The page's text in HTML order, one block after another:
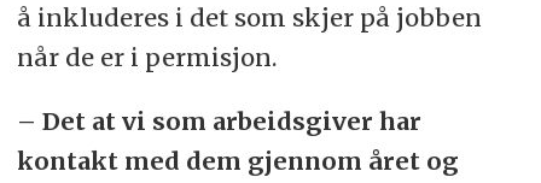
å inkluderes i det som skjer på jobben
når de er i permisjon.
– Det at vi som arbeidsgiver har
kontakt med dem gjennom året og